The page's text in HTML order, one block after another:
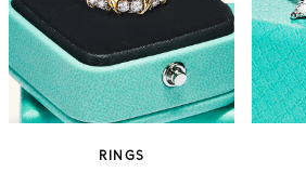
RINGS